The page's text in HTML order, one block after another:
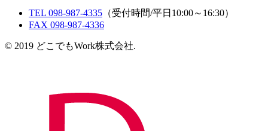
TEL 098-987-4335 （受付時間/平日10:00～16:30）
FAX 098-987-4336
© 2019 どこでもWork株式会社.